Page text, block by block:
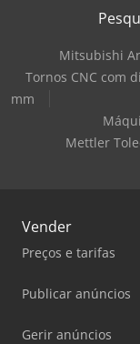
Mitsubishi
Tornos CNC com
mm
Mettler
Vender
Preços e tarifas
Publicar anúncios
Gerir anúncios